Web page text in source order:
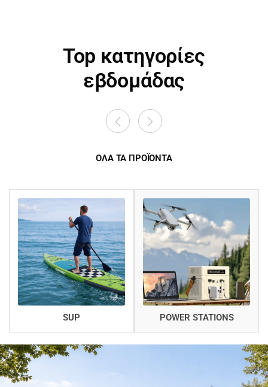
Top κατηγορίες
εβδομάδας
ΟΛΑ ΤΑ ΠΡΟΪΟΝΤΑ
SUP POWER STATIONS